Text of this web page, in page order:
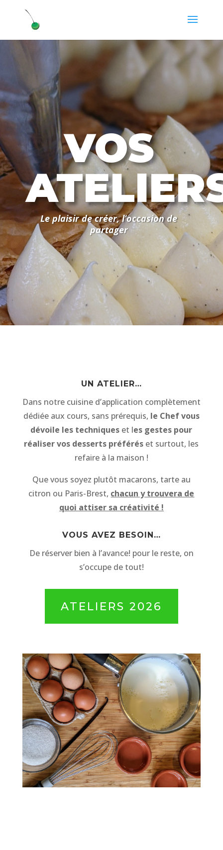
VOS
Le plaisir de créer, l’occasion de
partager
UN ATELIER…
Dans notre cuisine d’application complètement
dédiée aux cours, sans prérequis, le Chef vous
dévoile les techniques et les gestes pour
réaliser vos desserts préférés et surtout, les
refaire à la maison !
Que vous soyez plutôt macarons, tarte au
citron ou Paris-Brest, chacun y trouvera de
quoi attiser sa créativité !
VOUS AVEZ BESOIN…
De réserver bien à l’avance! pour le reste, on
s’occupe de tout!
ATELIERS 2026